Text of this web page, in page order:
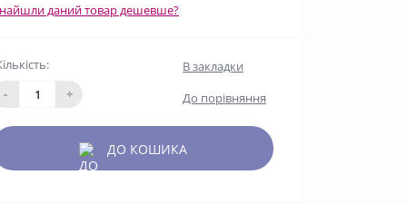
даний товар дешевше?
-
+
В закладки
До порівняння
ДО КОШИКА